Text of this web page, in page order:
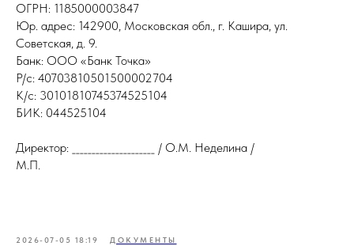
ОГРН: 1185000003847
Юр. адрес: 142900, Московская обл., г. Кашира, ул.
Советская, д. 9.
Банк: ООО «Банк Точка»
Р/с: 40703810501500002704
К/с: 30101810745374525104
БИК: 044525104
Директор: _____________________ / О.М. Неделина /
М.П.
2026-07-05 18:19 ДОКУМЕНТЫ